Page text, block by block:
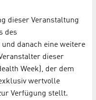
dieser Veranstaltung
des
danach eine weitere
dieser
Week), der dem
wertvolle
Verfügung stellt.